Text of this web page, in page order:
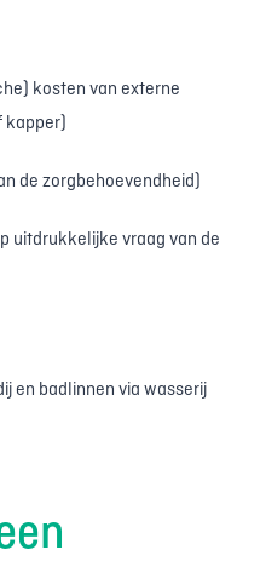
kosten van externe
kapper)
de zorgbehoevendheid)
uitdrukkelijke vraag van de
en badlinnen via wasserij